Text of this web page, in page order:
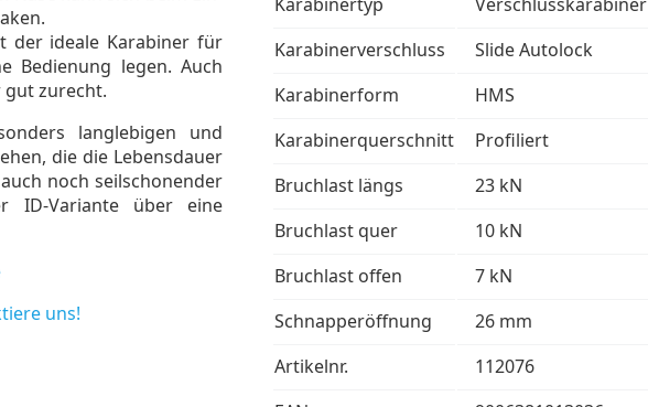
Karabinerverschluss
Slide Autolock
Karabinerform
HMS
Karabinerquerschnitt
Profiliert
Bruchlast längs
23 kN
Bruchlast quer
10 kN
Bruchlast offen
7 kN
Schnapperöffnung
26 mm
Artikelnr.
112076
der ideale Karabiner für
Bedienung legen. Auch
gut zurecht.
langlebigen und
die die Lebensdauer
noch seilschonender
ID-Variante über eine
uns!